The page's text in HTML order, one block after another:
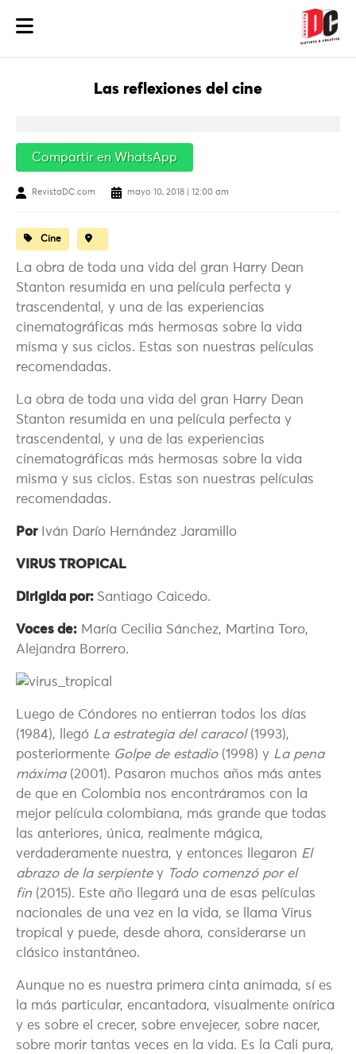
Las reflexiones del cine
Compartir en WhatsApp
RevistaDC.com mayo 10, 2018 | 12:00 am
Cine
La obra de toda una vida del gran Harry Dean
Stanton resumida en una película perfecta y
trascendental, y una de las experiencias
cinematográficas más hermosas sobre la vida
misma y sus ciclos. Estas son nuestras películas
recomendadas.
La obra de toda una vida del gran Harry Dean
Stanton resumida en una película perfecta y
trascendental, y una de las experiencias
cinematográficas más hermosas sobre la vida
misma y sus ciclos. Estas son nuestras películas
recomendadas.
PorIván Darío Hernández Jaramillo
VIRUS TROPICAL
Dirigida por: Santiago Caicedo.
Voces de: María Cecilia Sánchez, Martina Toro,
Alejandra Borrero.
Luego de Cóndores no entierran todos los días
(1984), llegó La estrategia del caracol(1993),
posteriormente Golpe de estadio(1998) y La pena
máxima (2001). Pasaron muchos años más antes
de que en Colombia nos encontráramos con la
mejor película colombiana, más grande que todas
las anteriores, única, realmente mágica,
verdaderamente nuestra, y entonces llegaron El
abrazo de la serpientey Todo comenzó por el
fin (2015). Este año llegará una de esas películas
nacionales de una vez en la vida, se llama Virus
tropical y puede, desde ahora, considerarse un
clásico instantáneo.
Aunque no es nuestra primera cinta animada, sí es
la más particular, encantadora, visualmente onírica
y es sobre el crecer, sobre envejecer, sobre nacer,
sobre morir tantas veces en la vida. Es la Cali pura,